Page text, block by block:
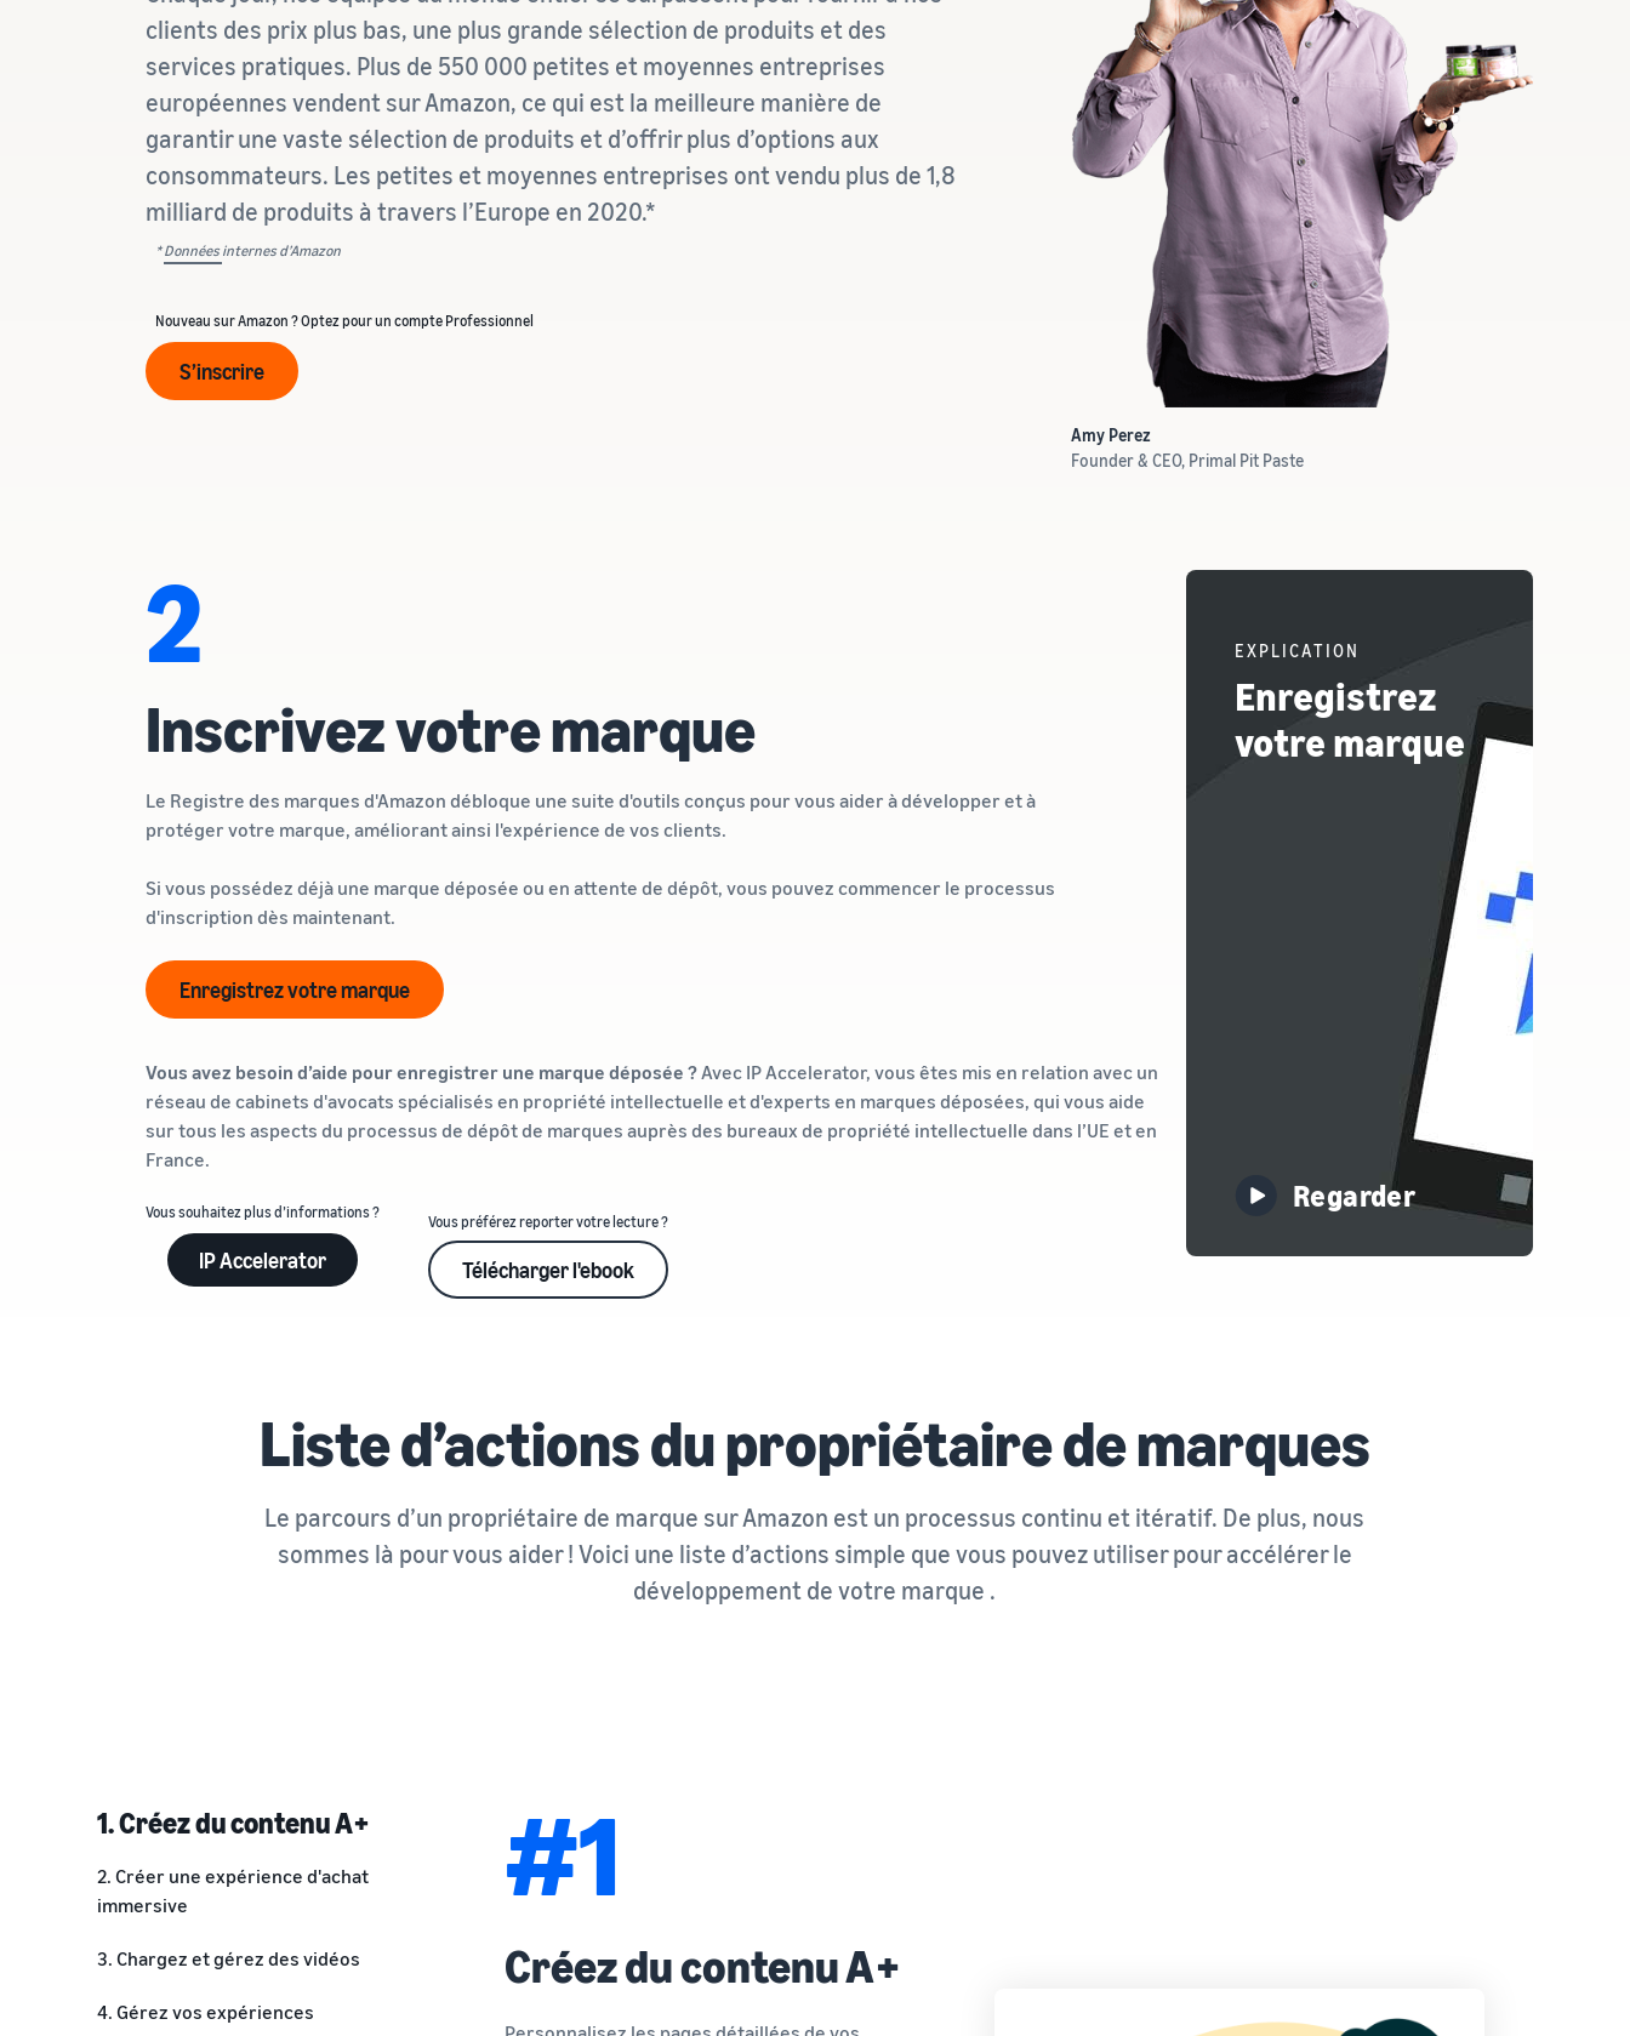
clients des prix plus bas, une plus grande sélection de produits et des
services pratiques. Plus de 550 000 petites et moyennes entreprises
européennes vendent sur Amazon, ce qui est la meilleure manière de
garantir une vaste sélection de produits et d’offrir plus d’options aux
consommateurs. Les petites et moyennes entreprises ont vendu plus de 1,8
milliard de produits à travers l’Europe en 2020.*
*Donnéesinternes d’Amazon
Nouveau sur Amazon ? Optez pour un compte Professionnel
S’inscrire
Amy Perez
Founder & CEO, Primal Pit Paste
2
Inscrivez votre marque
Le Registre des marques d'Amazon débloque une suite d'outils conçus pour vous aider à développer et à
protéger votre marque, améliorant ainsi l'expérience de vos clients.
Si vous possédez déjà une marque déposée ou en attente de dépôt, vous pouvez commencer le processus
d'inscription dès maintenant.
Enregistrez votre marque
Vous avez besoin d’aide pour enregistrer une marque déposée ?Avec IP Accelerator, vous êtes mis en relation avec un
réseau de cabinets d'avocats spécialisés en propriété intellectuelle et d'experts en marques déposées, qui vous aide
sur tous les aspects du processus de dépôt de marques auprès des bureaux de propriété intellectuelle dans l’UE et en
France.
Vous souhaitez plus d’informations ?
IP Accelerator
Vous préférez reporter votre lecture ?
Télécharger l'ebook
EXPLICATION
Enregistrez
votre marque
Regarder
Liste d’actions du propriétaire de marques
Le parcours d’un propriétaire de marque sur Amazon est un processus continu et itératif. De plus, nous
sommes là pour vous aider ! Voici une liste d’actions simple que vous pouvez utiliser pour accélérer le
développement de votre marque .
1. Créez du contenu A+
2. Créer une expérience d'achat
immersive
3. Chargez et gérez des vidéos
4. Gérez vos expériences
#1
Créez du contenu A+